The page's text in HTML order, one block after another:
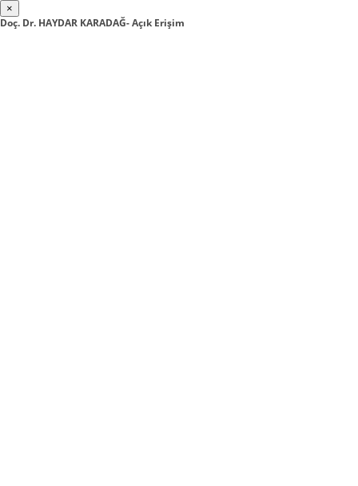
×
Doç. Dr. HAYDAR KARADAĞ- Açık Erişim